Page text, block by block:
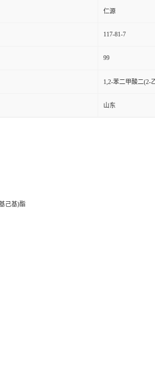
仁源
117-81-7
99
1,2-苯二甲酸二(2-
山东
己基)酯